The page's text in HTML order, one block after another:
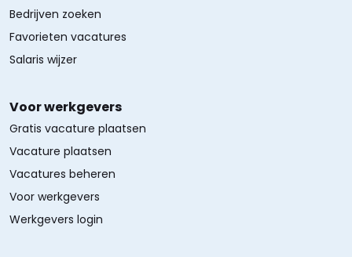
Bedrijven zoeken
Favorieten vacatures
Salaris wijzer
Voor werkgevers
Gratis vacature plaatsen
Vacature plaatsen
Vacatures beheren
Voor werkgevers
Werkgevers login